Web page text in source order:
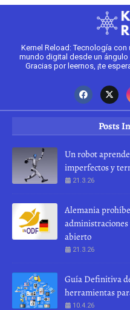
Kernel Reload: Tecnología
mundo digital desde un
Gracias por leernos, ¡te
Posts
Un robot
imperfectos y
21.3.26
Alemania
administraciones
abierto
21.3.26
Guía Definitiva
herramientas
10.4.26